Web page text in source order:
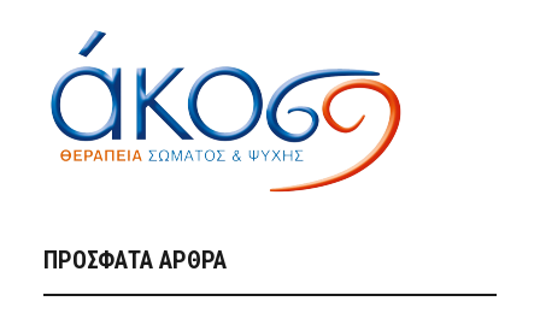
ΠΡΌΣΦΑΤΑ ΆΡΘΡΑ